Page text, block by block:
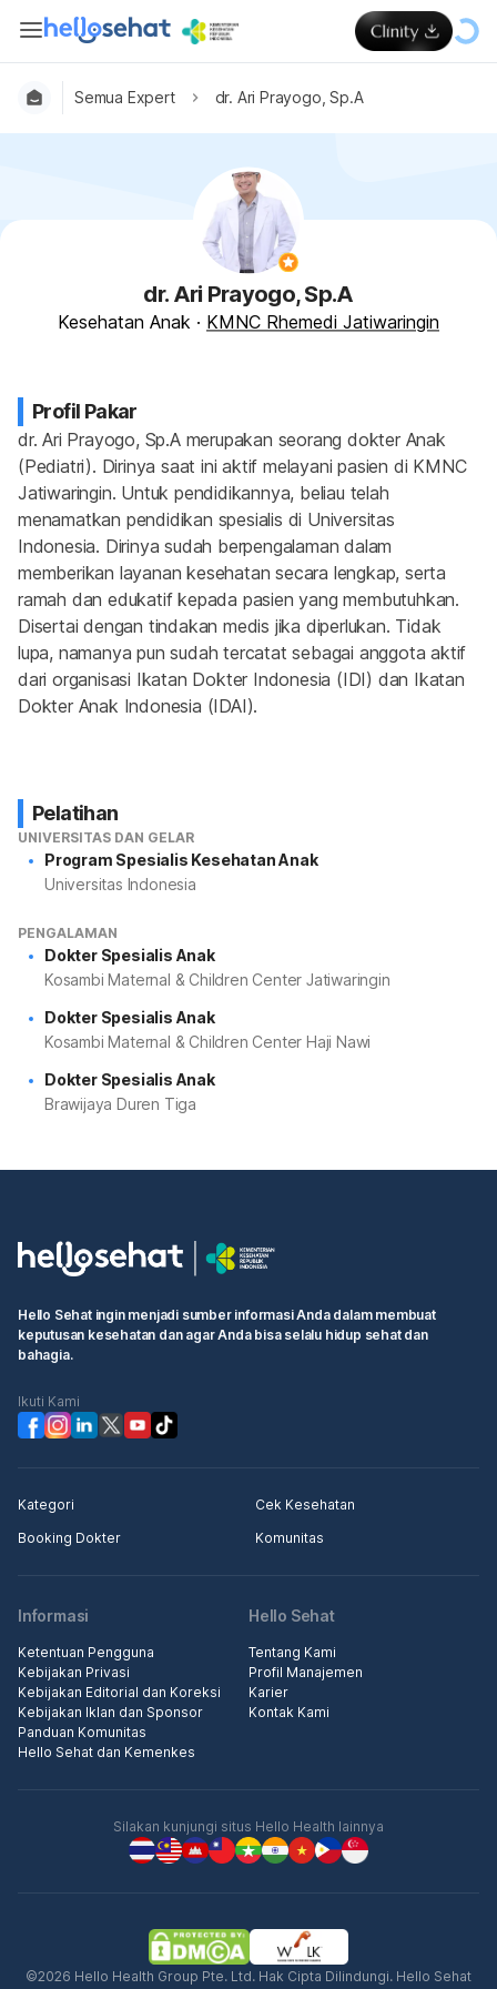
Semua Expert dr. Ari Prayogo, Sp.A
dr. Ari Prayogo, Sp.A
Kesehatan Anak · KMNC Rhemedi Jatiwaringin
Profil Pakar
dr. Ari Prayogo, Sp.A merupakan seorang dokter Anak
(Pediatri). Dirinya saat ini aktif melayani pasien di KMNC
Jatiwaringin. Untuk pendidikannya, beliau telah
menamatkan pendidikan spesialis di Universitas
Indonesia. Dirinya sudah berpengalaman dalam
memberikan layanan kesehatan secara lengkap, serta
ramah dan edukatif kepada pasien yang membutuhkan.
Disertai dengan tindakan medis jika diperlukan. Tidak
lupa, namanya pun sudah tercatat sebagai anggota aktif
dari organisasi Ikatan Dokter Indonesia (IDI) dan Ikatan
Dokter Anak Indonesia (IDAI).
Pelatihan
UNIVERSITAS DAN GELAR
Program Spesialis Kesehatan Anak
Universitas Indonesia
PENGALAMAN
Dokter Spesialis Anak
Kosambi Maternal & Children Center Jatiwaringin
Dokter Spesialis Anak
Kosambi Maternal & Children Center Haji Nawi
Dokter Spesialis Anak
Brawijaya Duren Tiga
Hello Sehat ingin menjadi sumber informasi Anda dalam membuat
keputusan kesehatan dan agar Anda bisa selalu hidup sehat dan
bahagia.
Ikuti Kami
Kategori
Cek Kesehatan
Booking Dokter
Komunitas
Informasi
Ketentuan Pengguna
Kebijakan Privasi
Kebijakan Editorial dan Koreksi
Kebijakan Iklan dan Sponsor
Panduan Komunitas
Hello Sehat dan Kemenkes
Hello Sehat
Tentang Kami
Profil Manajemen
Karier
Kontak Kami
Silakan kunjungi situs Hello Health lainnya
©2026 Hello Health Group Pte. Ltd. Hak Cipta Dilindungi. Hello Sehat